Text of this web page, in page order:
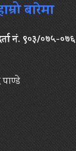
बारेमा
नं. ९०३/०७५-०७६
पाण्डे